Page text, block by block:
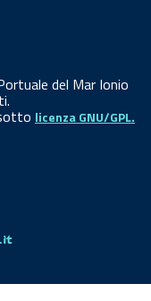
del Mar Ionio
licenza GNU/GPL.